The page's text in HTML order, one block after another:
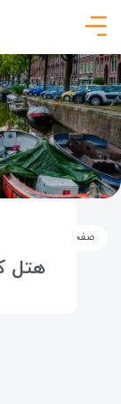
صفحه نخست
هتل